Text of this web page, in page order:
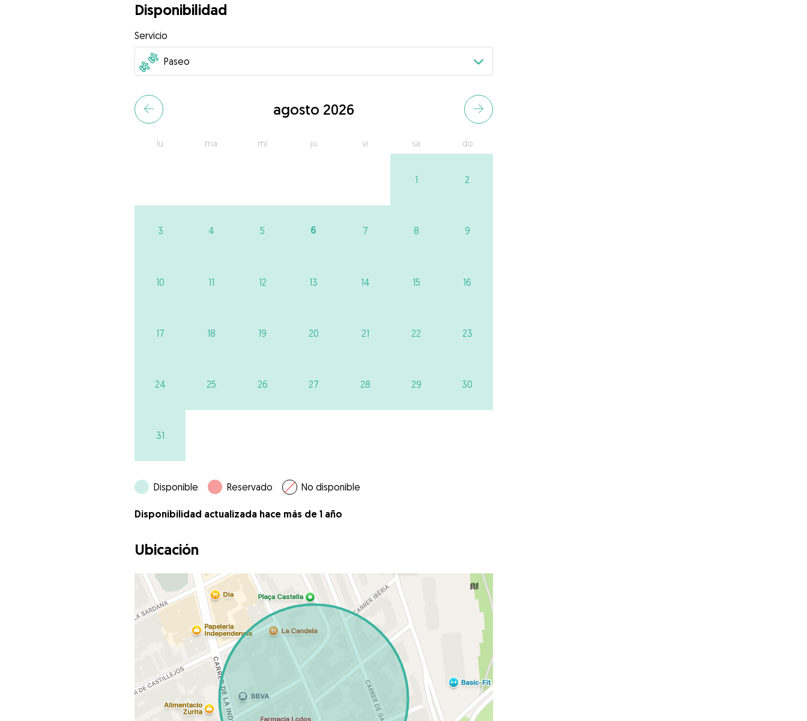
Disponibilidad
Servicio
agosto 2026
lu ma mi ju vi sa do
1 2
3 4 5 6 7 8 9
10 11 12 13 14 15 16
17 18 19 20 21 22 23
24 25 26 27 28 29 30
31
Disponible Reservado No disponible
Disponibilidad actualizada hace más de 1 año
Ubicación